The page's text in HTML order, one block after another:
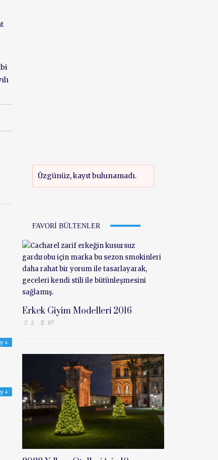
↓
↓
Üzgünüz, kayıt bulunamadı.
FAVORI BÜLTENLER
Erkek Giyim Modelleri 2016
2 87